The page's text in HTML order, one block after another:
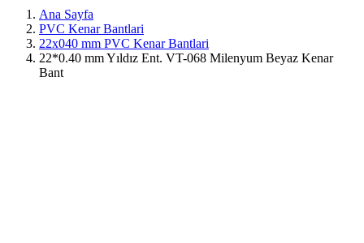
Ana Sayfa
PVC Kenar Bantlari
22x040 mm PVC Kenar Bantlari
22*0.40 mm Yıldız Ent. VT-068 Milenyum Beyaz Kenar
Bant